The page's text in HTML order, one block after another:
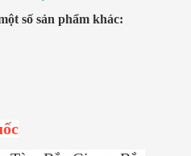
số sản phẩm khác: